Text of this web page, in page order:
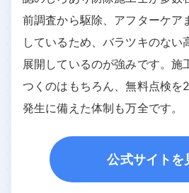
前調査から駆除、アフターケア
しているため、バラツキのない
展開しているのが強みです。施
つくのはもちろん、無料点検を
発生に備えた体制も万全です。
公式サイトを